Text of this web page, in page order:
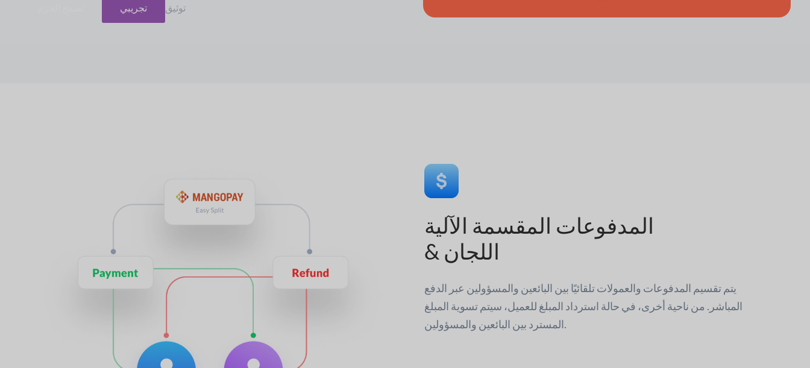
تجريبي توثيق
المدفوعات المقسمة الآلية
& اللجان
يتم تقسيم المدفوعات والعمولات تلقائيًا بين البائعين والمسؤولين عبر الدفع
المباشر. من ناحية أخرى، في حالة استرداد المبلغ للعميل، سيتم تسوية المبلغ
المسترد بين البائعين والمسؤولين.